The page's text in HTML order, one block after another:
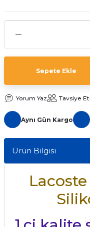
Sepete Ekle
Yorum Yaz Tavsiye Et
Aynı Gün Kargo
Ürün Bilgisi
Lacoste